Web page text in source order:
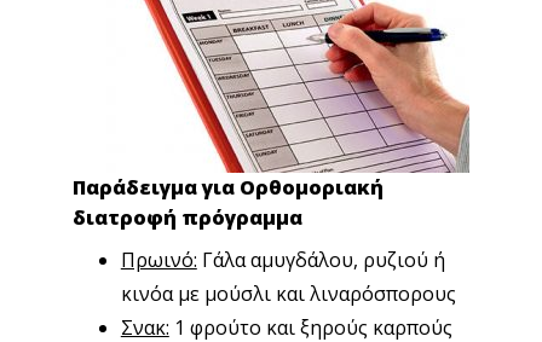
Παράδειγμα για Ορθομοριακή
διατροφή πρόγραμμα
Πρωινό: Γάλα αμυγδάλου, ρυζιού ή
κινόα με μούσλι και λιναρόσπορους
Σνακ: 1 φρούτο και ξηρούς καρπούς